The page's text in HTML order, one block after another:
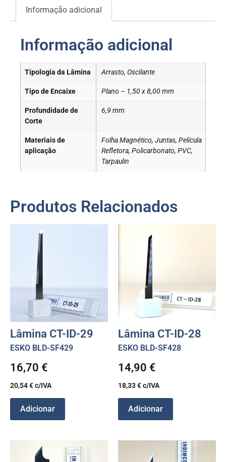
Informação adicional
Informação adicional
Tipologia da Lâmina Arrasto, Oscilante
Tipo de Encaixe Plano – 1,50 x 8,00 mm
Profundidade de
Corte
6,9 mm
Materiais de
aplicação
Folha Magnético, Juntas, Película
Refletora, Policarbonato, PVC,
Tarpaulin
Produtos Relacionados
Lâmina CT-ID-29
ESKO BLD-SF429
16,70 €
20,54€c/IVA
Adicionar
Lâmina CT-ID-28
ESKO BLD-SF428
14,90 €
18,33€c/IVA
Adicionar